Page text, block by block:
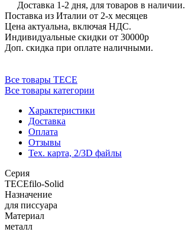
Доставка 1-2 дня, для товаров в наличии.
Поставка из Италии от 2-х месяцев
Цена актуальна, включая НДС.
Индивидуальные скидки от 30000р
Доп. скидка при оплате наличными.
Все товары TECE
Все товары категории
Характеристики
Доставка
Оплата
Отзывы
Тех. карта, 2/3D файлы
Серия
TECEfilo-Solid
Назначение
для писсуара
Материал
металл